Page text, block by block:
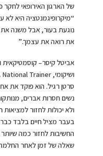
“מיקרופיגמנטציה היא לא
נוגעת בעור, אבל משנה
את רואה את עצמך.”
אביטל קיסר– קוסמטיקאית
סרטן רגיל. הוא פוקד את
נשים חסרות אברים,
ולא יכולות לחזור
בעבר מציל חיים בלבד
החשיבות לחזור כמה
שאלה של זמן לאחר